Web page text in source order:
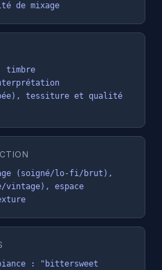
de mixage
timbre
tessiture et qualité
(soigné/lo-fi/brut),
vintage), espace
: "bittersweet